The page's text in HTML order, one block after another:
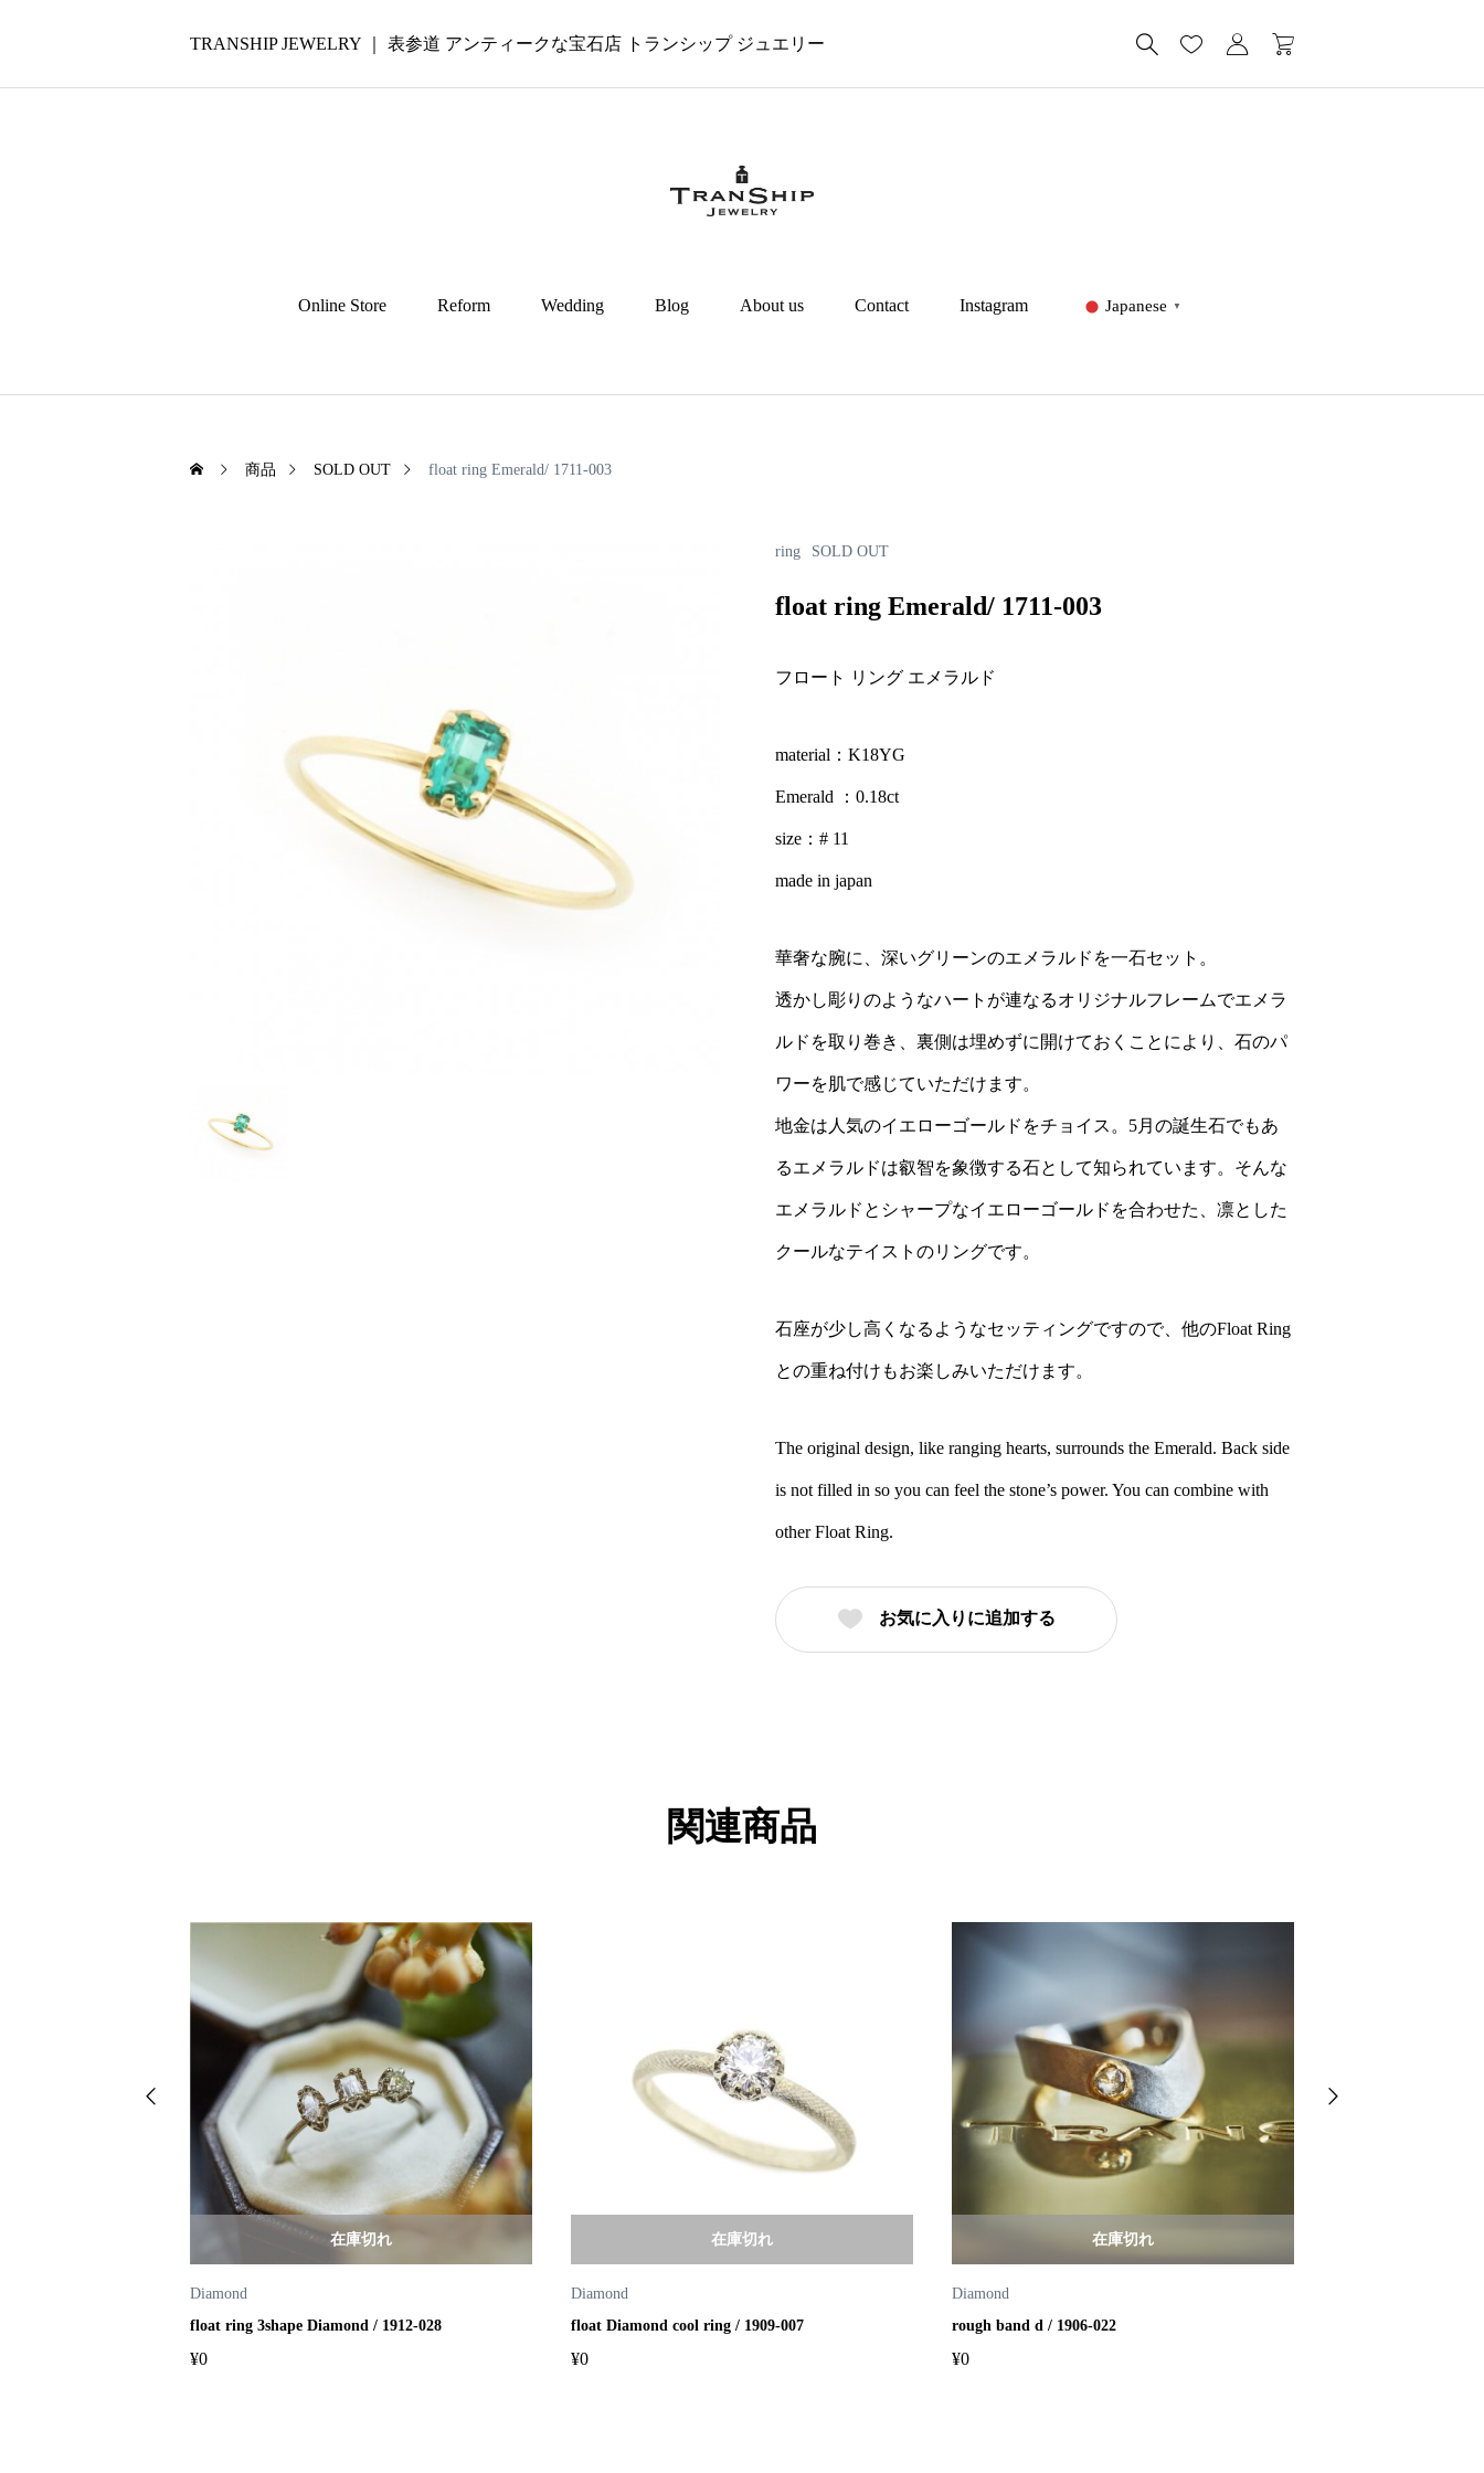
TRANSHIP JEWELRY ｜ 表参道 アンティークな宝石店 トランシップ ジュエリー
Online Store Reform Wedding Blog About us Contact Instagram Japanese ▼
商品 SOLD OUT float ring Emerald/ 1711-003
ring SOLD OUT
float ring Emerald/ 1711-003
フロート リング エメラルド
material：K18YG
Emerald ：0.18ct
size：# 11
made in japan
華奢な腕に、深いグリーンのエメラルドを一石セット。
透かし彫りのようなハートが連なるオリジナルフレームでエメラ
ルドを取り巻き、裏側は埋めずに開けておくことにより、石のパ
ワーを肌で感じていただけます。
地金は人気のイエローゴールドをチョイス。5月の誕生石でもあ
るエメラルドは叡智を象徴する石として知られています。そんな
エメラルドとシャープなイエローゴールドを合わせた、凛とした
クールなテイストのリングです。
石座が少し高くなるようなセッティングですので、他のFloat Ring
との重ね付けもお楽しみいただけます。
The original design, like ranging hearts, surrounds the Emerald. Back side
is not filled in so you can feel the stone’s power. You can combine with
other Float Ring.
お気に入りに追加する
関連商品
Diamond
float ring 3shape Diamond / 1912-028
¥0
在庫切れ
Diamond
float Diamond cool ring / 1909-007
¥0
在庫切れ
Diamond
rough band d / 1906-022
¥0
在庫切れ